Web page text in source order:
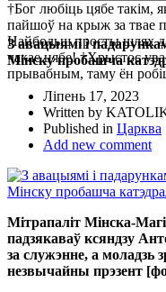
†Бог любіць цябе такім,
пайшоў на крыж за твае
Найбольш просты шлях
чакае цябе! †Хрыстос
прывабным, таму ён
З авацыямі і
Мінску пробашча
Ліпень 17, 2023
Written by
Published in Царква
Add new comment
Мітрапаліт Мінска-
падзякаваў ксяндзу
за служэнне, а моладзь
незвычайны прэзент